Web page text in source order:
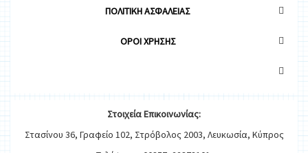
ΠΟΛΙΤΙΚΗ ΑΣΦΑΛΕΙΑΣ
OΡΟΙ ΧΡΗΣΗΣ
ΣτοιχείαΕπικοινωνίας:
Στασίνου 36, Γραφείο 102, Στρόβολος 2003, Λευκωσία, Κύπρος